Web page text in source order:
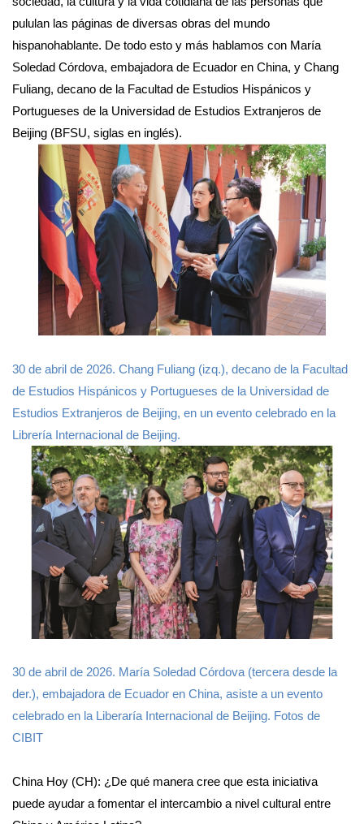
pululan las páginas de diversas obras del mundo
hispanohablante. De todo esto y más hablamos con María
Soledad Córdova, embajadora de Ecuador en China, y Chang
Fuliang, decano de la Facultad de Estudios Hispánicos y
Portugueses de la Universidad de Estudios Extranjeros de
Beijing (BFSU, siglas en inglés).
30 de abril de 2026. Chang Fuliang (izq.), decano de la Facultad
de Estudios Hispánicos y Portugueses de la Universidad de
Estudios Extranjeros de Beijing, en un evento celebrado en la
Librería Internacional de Beijing.
30 de abril de 2026. María Soledad Córdova (tercera desde la
der.), embajadora de Ecuador en China, asiste a un evento
celebrado en la Liberaría Internacional de Beijing. Fotos de
CIBIT
China Hoy (CH): ¿De qué manera cree que esta iniciativa
puede ayudar a fomentar el intercambio a nivel cultural entre